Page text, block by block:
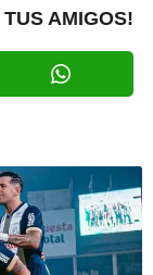
AMIGOS!